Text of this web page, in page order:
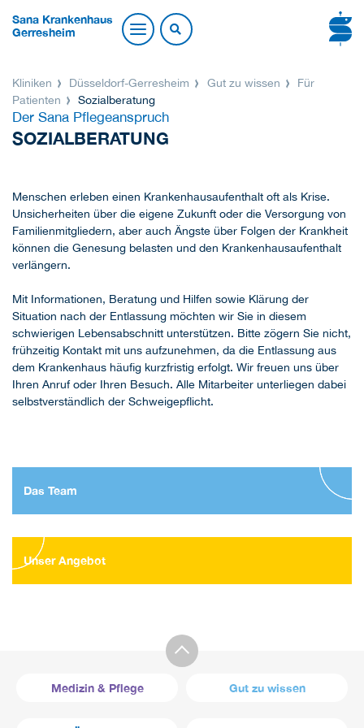
Sana Krankenhaus
Gerresheim
Kliniken Düsseldorf-Gerresheim Gut zu wissen
Für
Patienten
Sozialberatung
Der Sana Pflegeanspruch
SOZIALBERATUNG
Menschen erleben einen Krankenhausaufenthalt oft als Krise.
Unsicherheiten über die eigene Zukunft oder die Versorgung von
Familienmitgliedern, aber auch Ängste über Folgen der Krankheit
können die Genesung belasten und den Krankenhausaufenthalt
verlängern.
Mit Informationen, Beratung und Hilfen sowie Klärung der
Situation nach der Entlassung möchten wir Sie in diesem
schwierigen Lebensabschnitt unterstützen. Bitte zögern Sie nicht,
frühzeitig Kontakt mit uns aufzunehmen, da die Entlassung aus
dem Krankenhaus häufig kurzfristig erfolgt. Wir freuen uns über
Ihren Anruf oder Ihren Besuch. Alle Mitarbeiter unterliegen dabei
selbstverständlich der Schweigepflicht.
Das Team
Unser Angebot
Medizin & Pflege Gut zu wissen